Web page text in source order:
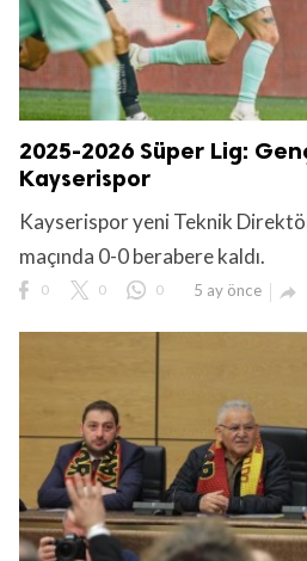
2025-2026 Süper Lig:
Kayserispor
Kayserispor yeni Teknik
maçında 0-0 berabere kaldı.
0 0 0 5 ay önce 